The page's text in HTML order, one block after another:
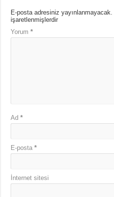
E-posta adresiniz yayınlanmayacak.
işaretlenmişlerdir
Yorum*
Ad*
E-posta*
İnternet sitesi